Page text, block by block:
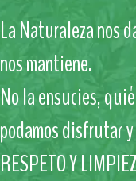
La Naturaleza nos
nos mantiene.
No la ensucies,
podamos disfrutar
RESPETO Y